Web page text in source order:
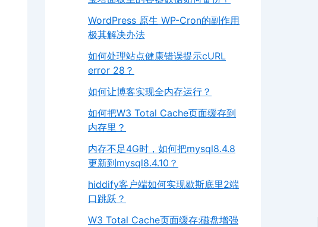
WordPress 原生 WP-Cron的副作用
极其解决办法
如何处理站点健康错误提示cURL
error 28？
如何让博客实现全内存运行？
如何把W3 Total Cache页面缓存到
内存里？
内存不足4G时，如何把mysql8.4.8
更新到mysql8.4.10？
hiddify客户端如何实现歇斯底里2端
口跳跃？
W3 Total Cache页面缓存:磁盘增强